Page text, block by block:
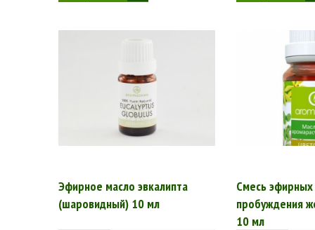
Эфирное масло эвкалипта
(шаровидный) 10 мл
Смесь
пробуждения
10 мл